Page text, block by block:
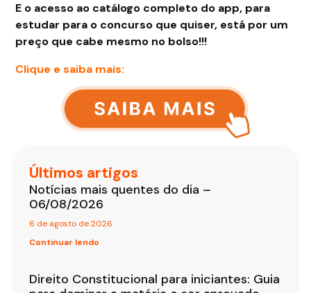
E o acesso ao catálogo completo do app, para
estudar para o concurso que quiser, está por um
preço que cabe mesmo no bolso!!!
Clique e saiba mais:
Últimos artigos
Notícias mais quentes do dia –
06/08/2026
6 de agosto de 2026
Continuar lendo
Direito Constitucional para iniciantes: Guia